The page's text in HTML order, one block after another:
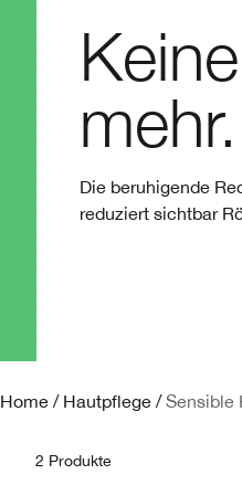
mehr.
Die beruhigende
reduziert sichtbar
Home / Hautpflege / Sensible
2 Produkte